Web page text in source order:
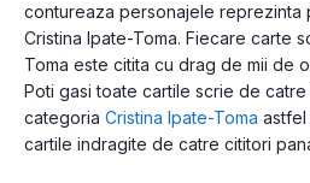
contureaza personajele reprezinta
Cristina Ipate-Toma. Fiecare carte
Toma este citita cu drag de mii de
Poti gasi toate cartile scrie de catre
categoria Cristina Ipate-Toma astfel
cartile indragite de catre cititori